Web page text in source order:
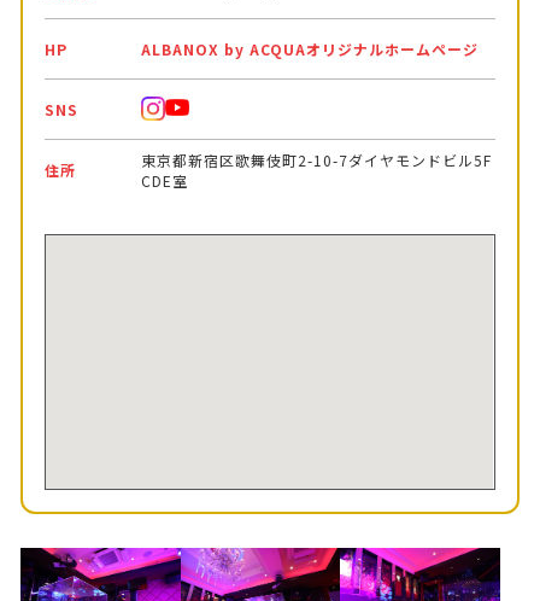
HP ALBANOX by ACQUAオリジナルホームページ
SNS
住所
東京都新宿区歌舞伎町2-10-7ダイヤモンドビル5F
CDE室